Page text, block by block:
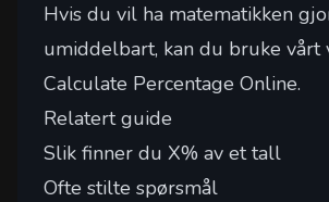
Hvis du vil ha matematikken
umiddelbart, kan du bruke vårt
Calculate Percentage Online.
Relatert guide
Slik finner du X% av et tall
Ofte stilte spørsmål